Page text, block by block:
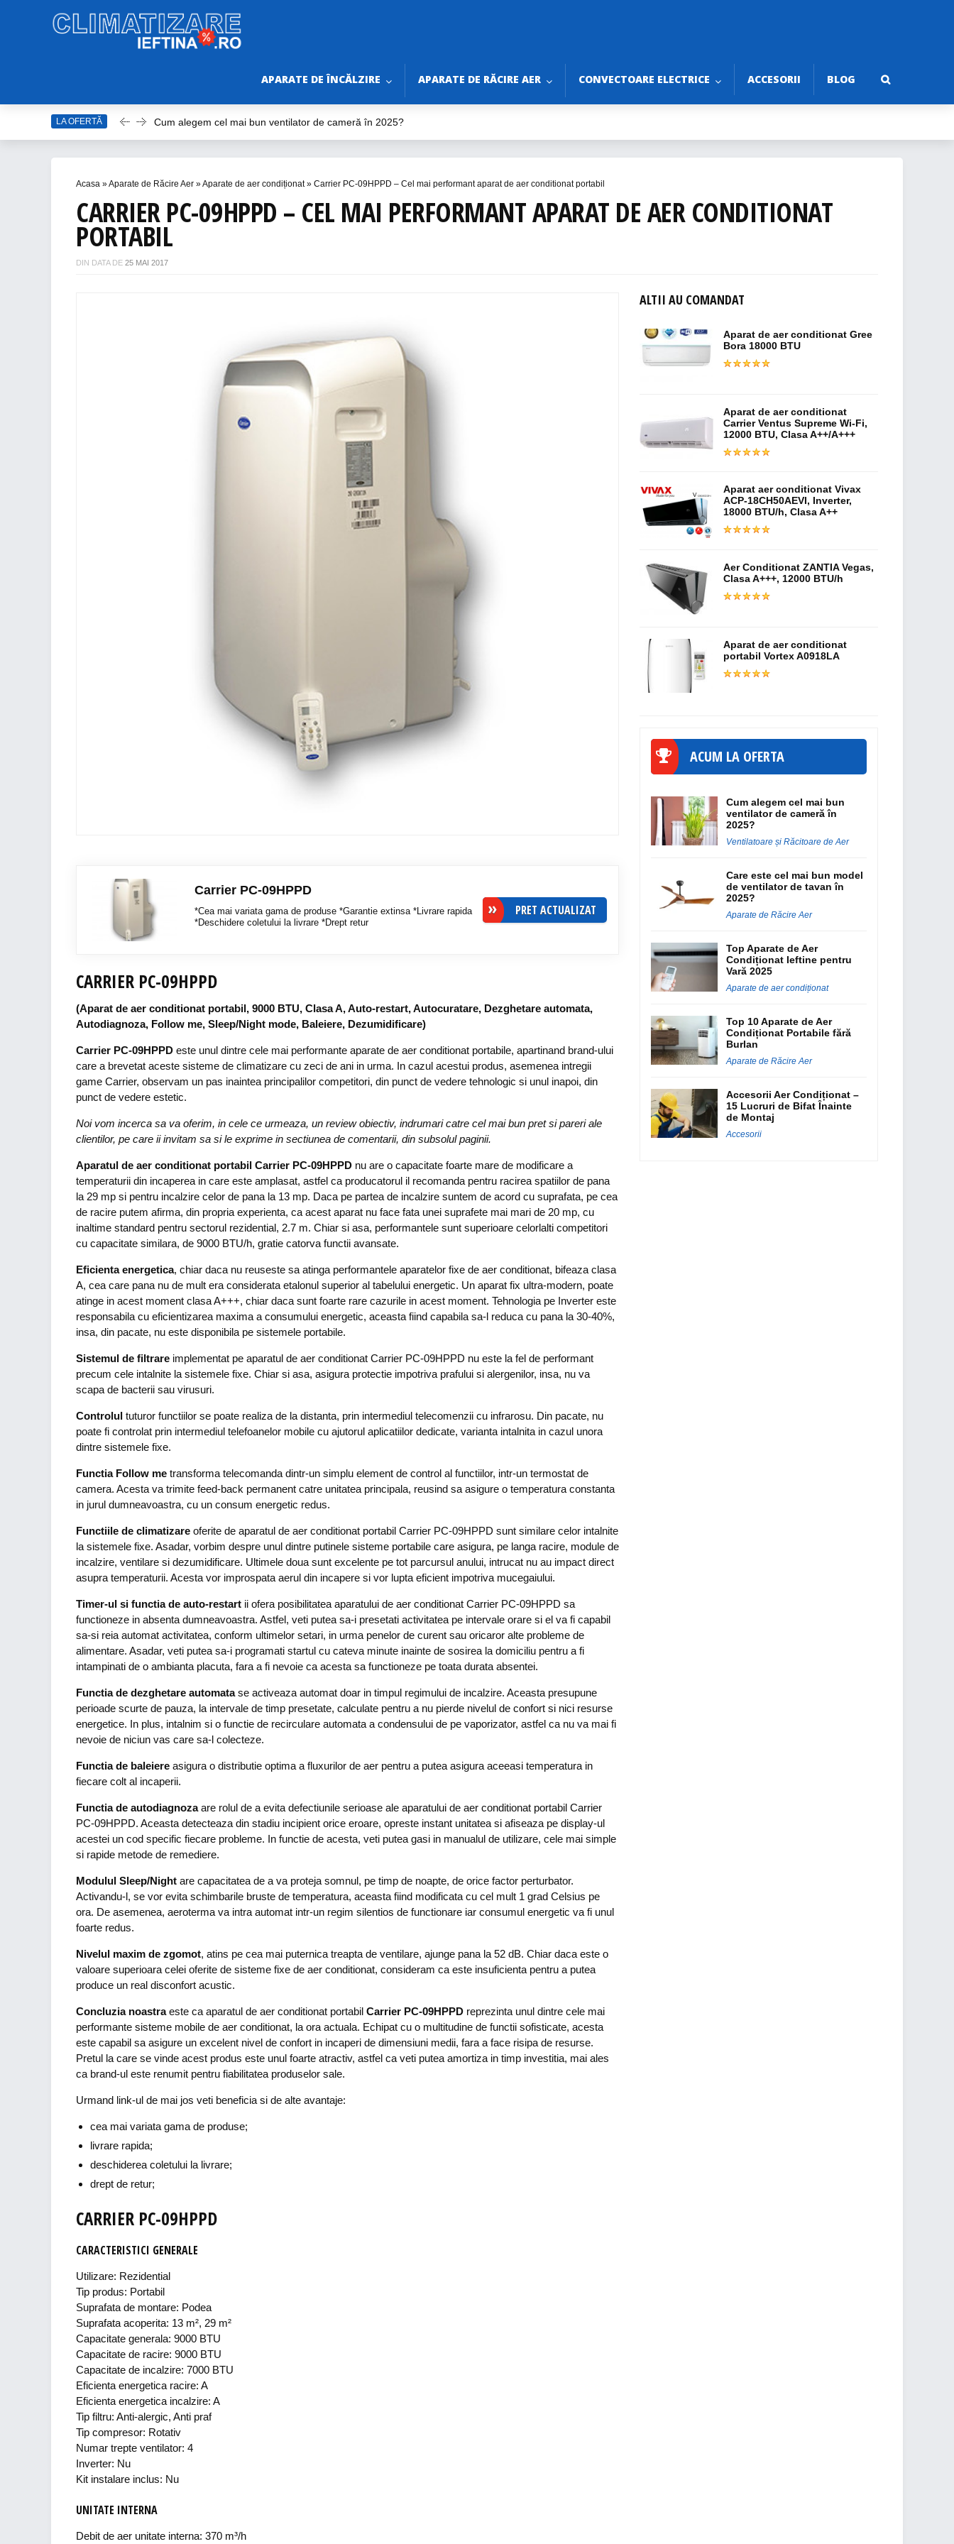
APARATE DE ÎNCĂLZIRE APARATE DE RĂCIRE AER CONVECTOARE ELECTRICE ACCESORII BLOG
LA OFERTĂ
Top Aparate de Aer Condiționat Ieftine pentru Vară 2025
Acasa »Aparate de Răcire Aer »Aparate de aer condiționat» Carrier PC-09HPPD – Cel mai performant aparat de aer conditionat portabil
CARRIER PC-09HPPD – CEL MAI PERFORMANT APARAT DE AER CONDITIONAT
PORTABIL
DIN DATA DE 25 MAI 2017
Carrier PC-09HPPD
*Cea mai variata gama de produse *Garantie extinsa *Livrare rapida
*Deschidere coletului la livrare *Drept retur
PRET ACTUALIZAT
CARRIER PC-09HPPD
(Aparat de aer conditionat portabil, 9000 BTU, Clasa A, Auto-restart, Autocuratare, Dezghetare automata,
Autodiagnoza, Follow me, Sleep/Night mode, Baleiere, Dezumidificare)
Carrier PC-09HPPD este unul dintre cele mai performante aparate de aer conditionat portabile, apartinand brand-ului
care a brevetat aceste sisteme de climatizare cu zeci de ani in urma. In cazul acestui produs, asemenea intregii
game Carrier, observam un pas inaintea principalilor competitori, din punct de vedere tehnologic si unul inapoi, din
punct de vedere estetic.
Noi vom incerca sa va oferim, in cele ce urmeaza, un review obiectiv, indrumari catre cel mai bun pret si pareri ale
clientilor, pe care ii invitam sa si le exprime in sectiunea de comentarii, din subsolul paginii.
Aparatul de aer conditionat portabil Carrier PC-09HPPD nu are o capacitate foarte mare de modificare a
temperaturii din incaperea in care este amplasat, astfel ca producatorul il recomanda pentru racirea spatiilor de pana
la 29 mp si pentru incalzire celor de pana la 13 mp. Daca pe partea de incalzire suntem de acord cu suprafata, pe cea
de racire putem afirma, din propria experienta, ca acest aparat nu face fata unei suprafete mai mari de 20 mp, cu
inaltime standard pentru sectorul rezidential, 2.7 m. Chiar si asa, performantele sunt superioare celorlalti competitori
cu capacitate similara, de 9000 BTU/h, gratie catorva functii avansate.
Eficienta energetica, chiar daca nu reuseste sa atinga performantele aparatelor fixe de aer conditionat, bifeaza clasa
A, cea care pana nu de mult era considerata etalonul superior al tabelului energetic. Un aparat fix ultra-modern, poate
atinge in acest moment clasa A+++, chiar daca sunt foarte rare cazurile in acest moment. Tehnologia pe Inverter este
responsabila cu eficientizarea maxima a consumului energetic, aceasta fiind capabila sa-l reduca cu pana la 30-40%,
insa, din pacate, nu este disponibila pe sistemele portabile.
Sistemul de filtrare implementat pe aparatul de aer conditionat Carrier PC-09HPPD nu este la fel de performant
precum cele intalnite la sistemele fixe. Chiar si asa, asigura protectie impotriva prafului si alergenilor, insa, nu va
scapa de bacterii sau virusuri.
Controlul tuturor functiilor se poate realiza de la distanta, prin intermediul telecomenzii cu infrarosu. Din pacate, nu
poate fi controlat prin intermediul telefoanelor mobile cu ajutorul aplicatiilor dedicate, varianta intalnita in cazul unora
dintre sistemele fixe.
Functia Follow me transforma telecomanda dintr-un simplu element de control al functiilor, intr-un termostat de
camera. Acesta va trimite feed-back permanent catre unitatea principala, reusind sa asigure o temperatura constanta
in jurul dumneavoastra, cu un consum energetic redus.
Functiile de climatizare oferite de aparatul de aer conditionat portabil Carrier PC-09HPPD sunt similare celor intalnite
la sistemele fixe. Asadar, vorbim despre unul dintre putinele sisteme portabile care asigura, pe langa racire, module de
incalzire, ventilare si dezumidificare. Ultimele doua sunt excelente pe tot parcursul anului, intrucat nu au impact direct
asupra temperaturii. Acesta vor improspata aerul din incapere si vor lupta eficient impotriva mucegaiului.
Timer-ul si functia de auto-restart ii ofera posibilitatea aparatului de aer conditionat Carrier PC-09HPPD sa
functioneze in absenta dumneavoastra. Astfel, veti putea sa-i presetati activitatea pe intervale orare si el va fi capabil
sa-si reia automat activitatea, conform ultimelor setari, in urma penelor de curent sau oricaror alte probleme de
alimentare. Asadar, veti putea sa-i programati startul cu cateva minute inainte de sosirea la domiciliu pentru a fi
intampinati de o ambianta placuta, fara a fi nevoie ca acesta sa functioneze pe toata durata absentei.
Functia de dezghetare automatase activeaza automat doar in timpul regimului de incalzire. Aceasta presupune
perioade scurte de pauza, la intervale de timp presetate, calculate pentru a nu pierde nivelul de confort si nici resurse
energetice. In plus, intalnim si o functie de recirculare automata a condensului de pe vaporizator, astfel ca nu va mai fi
nevoie de niciun vas care sa-l colecteze.
Functia de baleiere asigura o distributie optima a fluxurilor de aer pentru a putea asigura aceeasi temperatura in
fiecare colt al incaperii.
Functia de autodiagnozaare rolul de a evita defectiunile serioase ale aparatului de aer conditionat portabil Carrier
PC-09HPPD. Aceasta detecteaza din stadiu incipient orice eroare, opreste instant unitatea si afiseaza pe display-ul
acestei un cod specific fiecare probleme. In functie de acesta, veti putea gasi in manualul de utilizare, cele mai simple
si rapide metode de remediere.
Modulul Sleep/Night are capacitatea de a va proteja somnul, pe timp de noapte, de orice factor perturbator.
Activandu-l, se vor evita schimbarile bruste de temperatura, aceasta fiind modificata cu cel mult 1 grad Celsius pe
ora. De asemenea, aeroterma va intra automat intr-un regim silentios de functionare iar consumul energetic va fi unul
foarte redus.
Nivelul maxim de zgomot, atins pe cea mai puternica treapta de ventilare, ajunge pana la 52 dB. Chiar daca este o
valoare superioara celei oferite de sisteme fixe de aer conditionat, consideram ca este insuficienta pentru a putea
produce un real disconfort acustic.
Concluzia noastraeste ca aparatul de aer conditionat portabil Carrier PC-09HPPD reprezinta unul dintre cele mai
performante sisteme mobile de aer conditionat, la ora actuala. Echipat cu o multitudine de functii sofisticate, acesta
este capabil sa asigure un excelent nivel de confort in incaperi de dimensiuni medii, fara a face risipa de resurse.
Pretul la care se vinde acest produs este unul foarte atractiv, astfel ca veti putea amortiza in timp investitia, mai ales
ca brand-ul este renumit pentru fiabilitatea produselor sale.
Urmand link-ul de mai jos veti beneficia si de alte avantaje:
cea mai variata gama de produse;
livrare rapida;
deschiderea coletului la livrare;
drept de retur;
CARRIER PC-09HPPD
CARACTERISTICI GENERALE
Utilizare: Rezidential
Tip produs: Portabil
Suprafata de montare: Podea
Suprafata acoperita: 13 m², 29 m²
Capacitate generala: 9000 BTU
Capacitate de racire: 9000 BTU
Capacitate de incalzire: 7000 BTU
Eficienta energetica racire: A
Eficienta energetica incalzire: A
Tip filtru: Anti-alergic, Anti praf
Tip compresor: Rotativ
Numar trepte ventilator: 4
Inverter: Nu
Kit instalare inclus: Nu
UNITATE INTERNA
Debit de aer unitate interna: 370 m³/h
ALTII AU COMANDAT
Aparat de aer conditionat Gree
Bora 18000 BTU
Aparat de aer conditionat
Carrier Ventus Supreme Wi-Fi,
12000 BTU, Clasa A++/A+++
Aparat aer conditionat Vivax
ACP-18CH50AEVI, Inverter,
18000 BTU/h, Clasa A++
Aer Conditionat ZANTIA Vegas,
Clasa A+++, 12000 BTU/h
Aparat de aer conditionat
portabil Vortex A0918LA
ACUM LA OFERTA
Cum alegem cel mai bun
ventilator de cameră în
2025?
Ventilatoare și Răcitoare de Aer
Care este cel mai bun model
de ventilator de tavan în
2025?
Aparate de Răcire Aer
Top Aparate de Aer
Condiționat Ieftine pentru
Vară 2025
Aparate de aer condiționat
Top 10 Aparate de Aer
Condiționat Portabile fără
Burlan
Aparate de Răcire Aer
Accesorii Aer Condiționat –
15 Lucruri de Bifat Înainte
de Montaj
Accesorii